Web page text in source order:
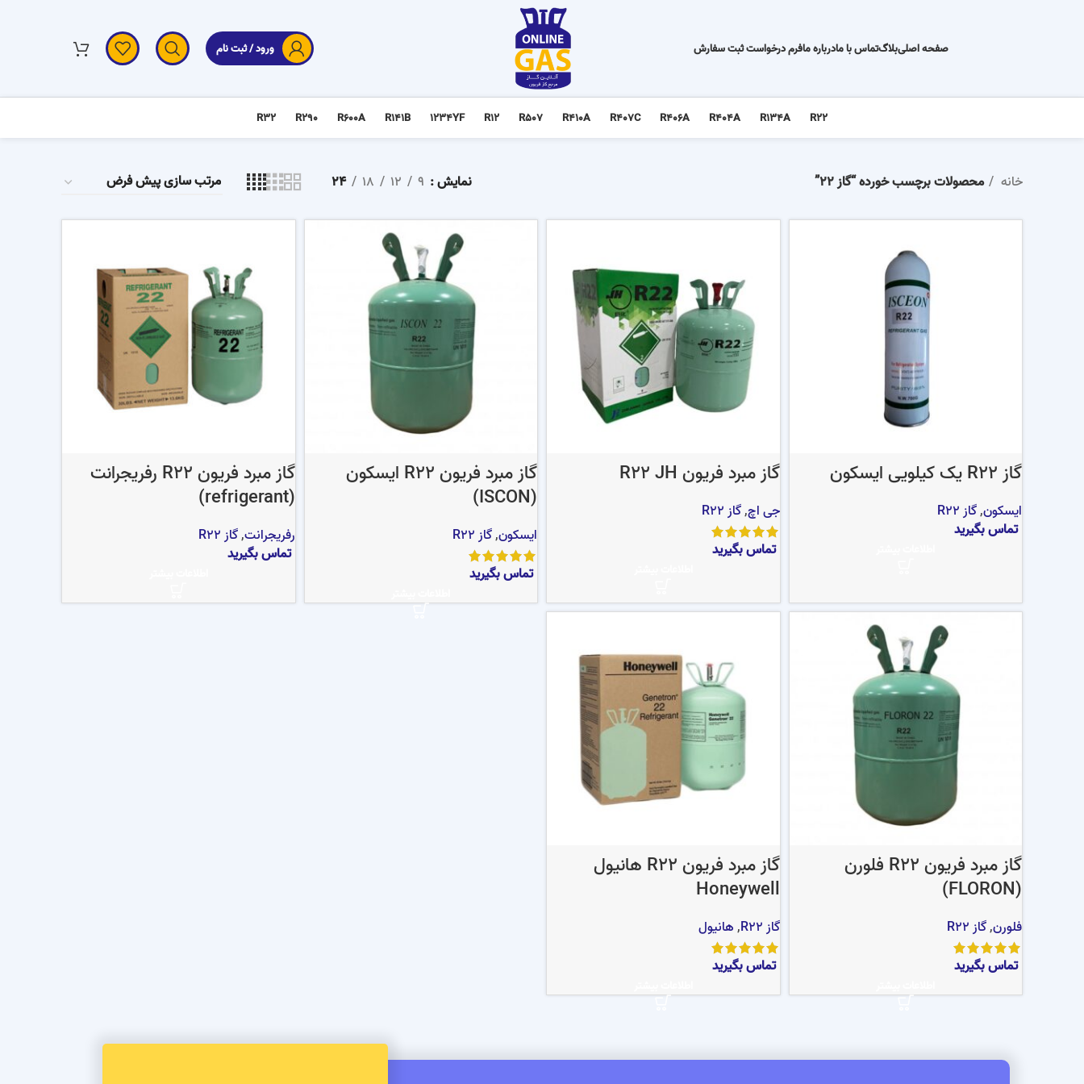
صفحه اصلیبلاگتماس با مادرباره مافرم درخواست ثبت سفارش ورود / ثبت نام
R22
R134A
R404A
R406A
R407C
R410A
R507
R12
1234YF
R141B
R600A
R290
R32
خانه محصولات برچسب خورده “گاز 22” نمایش 9
12
18
24
گاز R22 یک کیلویی ایسکون
ایسکون,گاز R22
تماس بگیرید
گاز مبرد فریون R22 JH
جی اچ,گاز R22
تماس بگیرید
گاز مبرد فریون R22 ایسکون
(ISCON)
ایسکون,گاز R22
تماس بگیرید
گاز مبرد فریون R22 رفریجرانت
(refrigerant)
رفریجرانت,گاز R22
تماس بگیرید
گاز مبرد فریون R22 فلورن
(FLORON)
فلورن,گاز R22
تماس بگیرید
گاز مبرد فریون R22 هانیول
Honeywell
گاز R22 ,هانیول
تماس بگیرید